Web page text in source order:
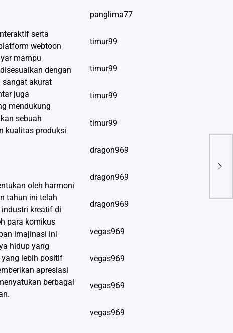
serta
webtoon
mampu
dengan
sangat akurat
juga
mendukung
sebuah
kualitas produksi
oleh harmoni
tahun ini telah
kreatif di
para komikus
imajinasi ini
hidup yang
lebih positif
apresiasi
berbagai
panglima77
timur99
timur99
timur99
timur99
dragon969
dragon969
dragon969
vegas969
vegas969
vegas969
vegas969